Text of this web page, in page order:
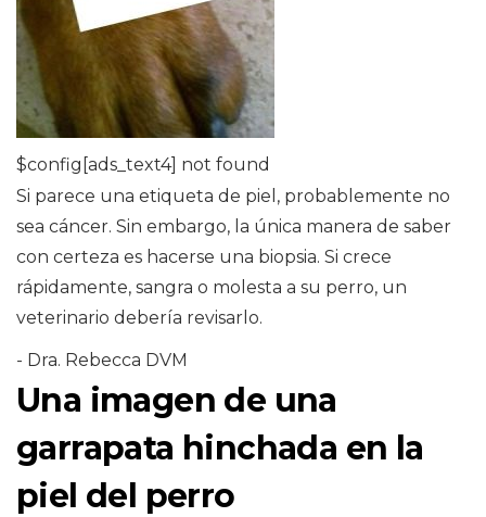
$config[ads_text4] not found
Si parece una etiqueta de piel, probablemente no
sea cáncer. Sin embargo, la única manera de saber
con certeza es hacerse una biopsia. Si crece
rápidamente, sangra o molesta a su perro, un
veterinario debería revisarlo.
- Dra. Rebecca DVM
Una imagen de una
garrapata hinchada en la
piel del perro